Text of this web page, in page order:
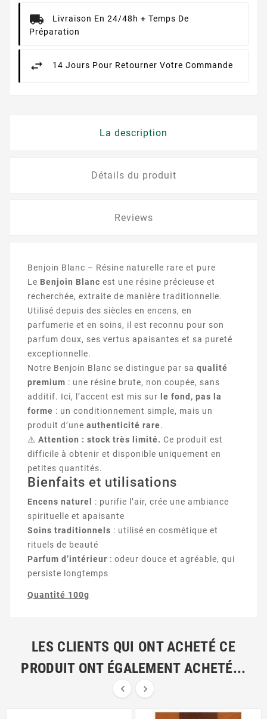
Livraison En 24/48h + Temps De
Préparation
14 Jours Pour Retourner Votre Commande
La description
Détails du produit
Reviews
Benjoin Blanc – Résine naturelle rare et pure
Le Benjoin Blanc est une résine précieuse et
recherchée, extraite de manière traditionnelle.
Utilisé depuis des siècles en encens, en
parfumerie et en soins, il est reconnu pour son
parfum doux, ses vertus apaisantes et sa pureté
exceptionnelle.
Notre Benjoin Blanc se distingue par sa qualité
premium : une résine brute, non coupée, sans
additif. Ici, l’accent est mis sur
le fond, pas la
forme : un conditionnement simple, mais un
produit d’une authenticité rare.
⚠️ Attention : stock très limité. Ce produit est
difficile à obtenir et disponible uniquement en
petites quantités.
Bienfaits et utilisations
Encens naturel
: purifie l’air, crée une ambiance
spirituelle et apaisante
Soins traditionnels : utilisé en cosmétique et
rituels de beauté
Parfum d’intérieur : odeur douce et agréable, qui
persiste longtemps
Quantité 100g
LES CLIENTS QUI ONT ACHETÉ CE
PRODUIT ONT ÉGALEMENT ACHETÉ...
 